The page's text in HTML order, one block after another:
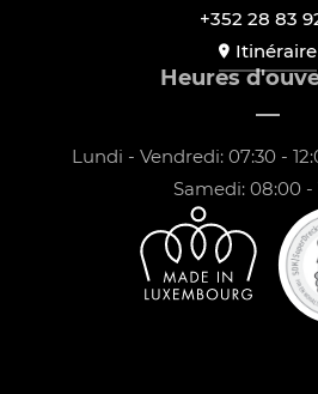
+352 28 83
Itinéraire
Heures
Lundi - Vendredi: 07:30 -
Samedi: 08:00 -